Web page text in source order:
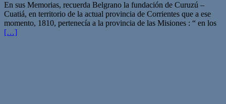
En sus Memorias, recuerda Belgrano la fundación de Curuzú –
Cuatiá, en territorio de la actual provincia de Corrientes que a ese
momento, 1810, pertenecía a la provincia de las Misiones : “ en los
[…]